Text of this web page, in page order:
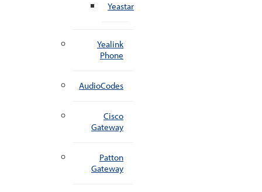
Yeastar
Yealink
Phone
AudioCodes
Cisco
Gateway
Patton
Gateway